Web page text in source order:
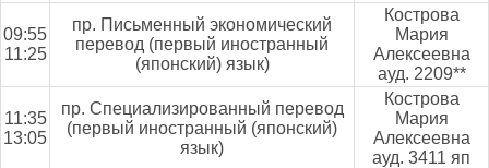
09:55
11:25
пр. Письменный экономический
перевод (первый иностранный
(японский) язык)
Кострова
Мария
Алексеевна
ауд. 2209**
11:35
13:05
пр. Специализированный перевод
(первый иностранный (японский)
язык)
Кострова
Мария
Алексеевна
ауд. 3411 яп